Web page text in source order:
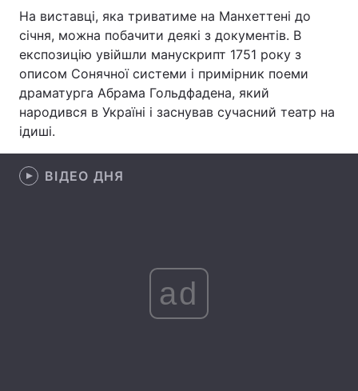
Послуги
На виставці, яка триватиме на Манхеттені до
січня, можна побачити деякі з документів. В
експозицію увійшли манускрипт 1751 року з
описом Сонячної системи і примірник поеми
драматурга Абрама Гольдфадена, який
народився в Україні і заснував сучасний театр на
ідиші.
ВІДЕО ДНЯ
ad